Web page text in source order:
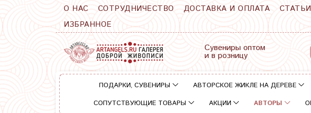
О НАС СОТРУДНИЧЕСТВО ДОСТАВКА И ОПЛАТА СТАТЬИ
ИЗБРАННОЕ
Сувениры оптом
и в розницу
ПОДАРКИ, СУВЕНИРЫ АВТОРСКОЕ ЖИКЛЕ НА ДЕРЕВЕ
СОПУТСТВУЮЩИЕ ТОВАРЫ
АКЦИИ АВТОРЫ